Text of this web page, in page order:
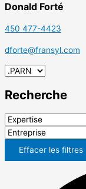
Donald Forté
450 477-4423
dforte@fransyl.com
Recherche
Effacer les filtres